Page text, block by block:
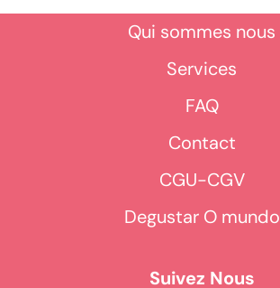
Qui sommes nous
Services
FAQ
Contact
CGU-CGV
Degustar O mundo
Suivez Nous